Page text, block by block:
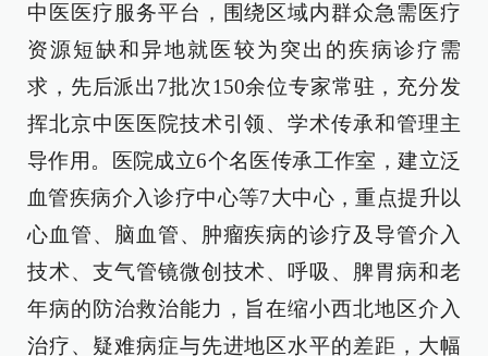
中医医疗服务平台，围绕区域内群众急需医疗
资源短缺和异地就医较为突出的疾病诊疗需
求，先后派出7批次150余位专家常驻，充分发
挥北京中医医院技术引领、学术传承和管理主
导作用。医院成立6个名医传承工作室，建立泛
血管疾病介入诊疗中心等7大中心，重点提升以
心血管、脑血管、肿瘤疾病的诊疗及导管介入
技术、支气管镜微创技术、呼吸、脾胃病和老
年病的防治救治能力，旨在缩小西北地区介入
治疗、疑难病症与先进地区水平的差距，大幅